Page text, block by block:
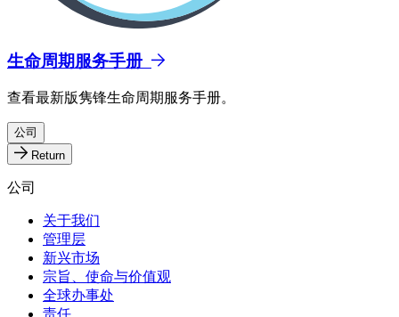
生命周期服务手册
查看最新版隽锋生命周期服务手册。
公司
Return
公司
关于我们
管理层
新兴市场
宗旨、使命与价值观
全球办事处